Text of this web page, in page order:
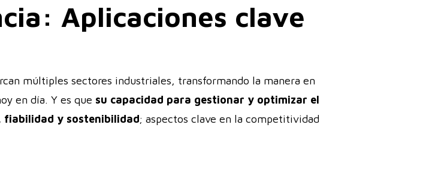
Aplicaciones clave
múltiples sectores industriales, transformando la manera en
en día. Y es que su capacidad para gestionar y optimizar el
fiabilidad y sostenibilidad; aspectos clave en la competitividad